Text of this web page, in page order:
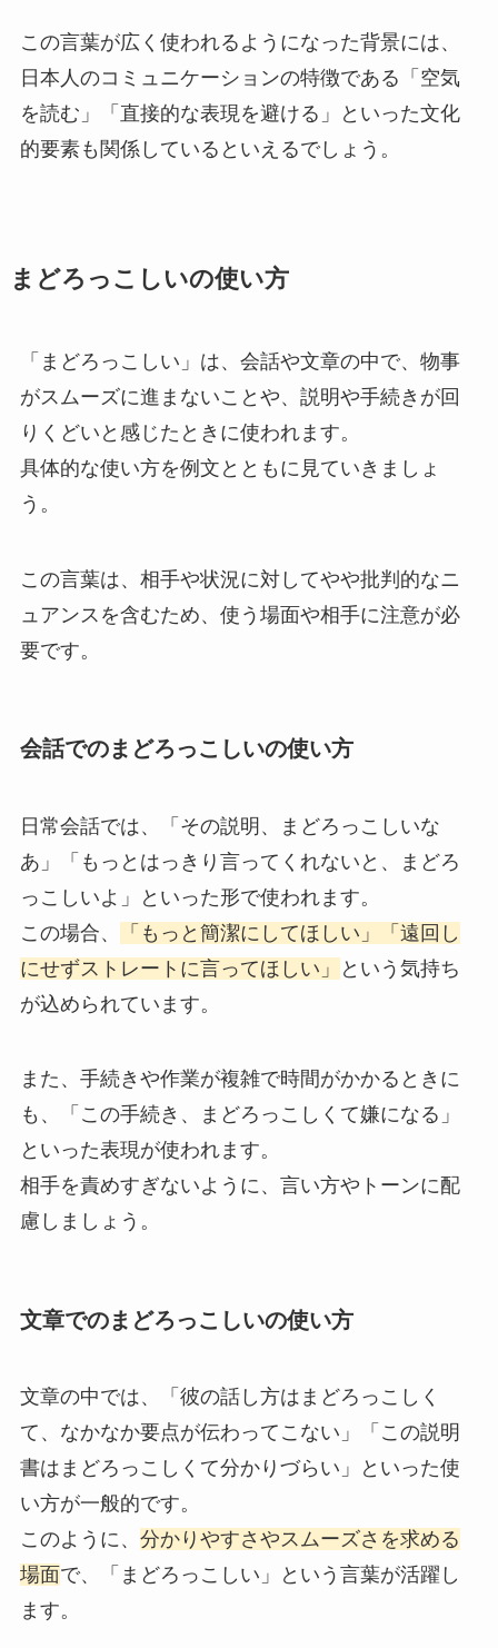
この言葉が広く使われるようになった背景には、
日本人のコミュニケーションの特徴である「空気
を読む」「直接的な表現を避ける」といった文化
的要素も関係しているといえるでしょう。
まどろっこしいの使い方
「まどろっこしい」は、会話や文章の中で、物事
がスムーズに進まないことや、説明や手続きが回
りくどいと感じたときに使われます。
具体的な使い方を例文とともに見ていきましょ
う。
この言葉は、相手や状況に対してやや批判的なニ
ュアンスを含むため、使う場面や相手に注意が必
要です。
会話でのまどろっこしいの使い方
日常会話では、「その説明、まどろっこしいな
あ」「もっとはっきり言ってくれないと、まどろ
っこしいよ」といった形で使われます。
この場合、
「もっと簡潔にしてほしい」「遠回し
にせずストレートに言ってほしい」
という気持ち
が込められています。
また、手続きや作業が複雑で時間がかかるときに
も、「この手続き、まどろっこしくて嫌になる」
といった表現が使われます。
相手を責めすぎないように、言い方やトーンに配
慮しましょう。
文章でのまどろっこしいの使い方
文章の中では、「彼の話し方はまどろっこしく
て、なかなか要点が伝わってこない」「この説明
書はまどろっこしくて分かりづらい」といった使
い方が一般的です。
このように、 分かりやすさやスムーズさを求める
場面で、「まどろっこしい」という言葉が活躍し
ます。